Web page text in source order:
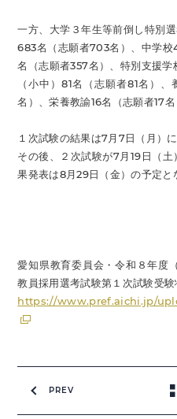
一方、大学３年生等前倒し特別
683名（志願者703名）、中学
名（志願者357名）、特別支援
（小中）81名（志願者81名）
名）、栄養教諭16名（志願者17名
１次試験の結果は7月7日（月）
その後、２次試験が7月19日（
果発表は8月29日（金）の予定と
愛知県教育委員会・令和８年度
教員採用選考試験第１次試験受
https://www.pref.aichi.jp/
PREV